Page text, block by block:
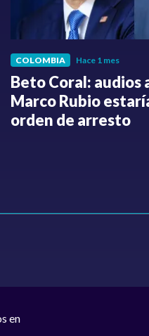
COLOMBIA Hace 1 mes
Beto Coral: audios
Marco Rubio
orden de arresto
en